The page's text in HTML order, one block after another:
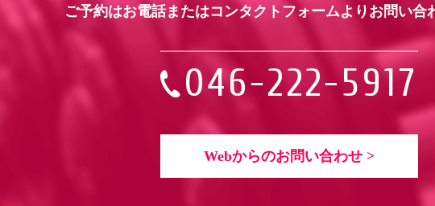
ご予約はお電話またはコンタクトフォームよりお問い合
046-222-5917
Webからのお問い合わせ >